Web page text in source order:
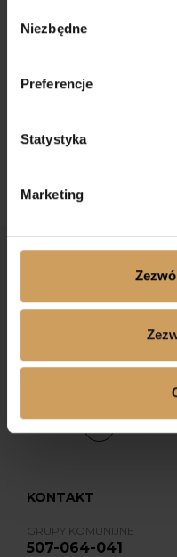
zgody
Niezbędne
Preferencje
Statystyka
Marketing
Torebka komunijna A3
KONTAKT
GRUPY KOMUNIJNE
507-064-041